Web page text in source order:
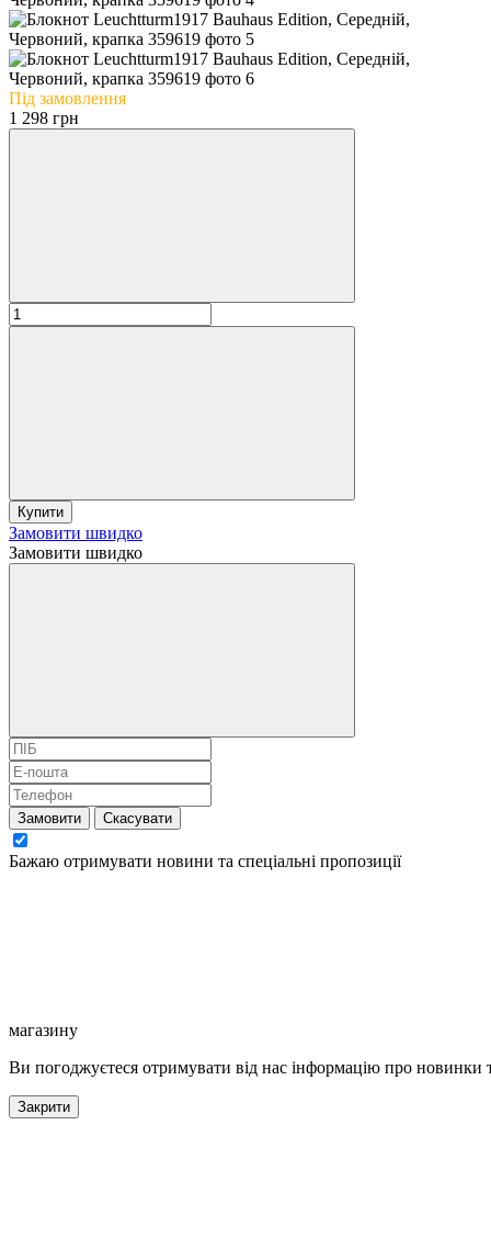
Під замовлення
1 298 грн
Купити
Замовити швидко
Замовити швидко
Замовити Скасувати
Бажаю отримувати новини та спеціальні пропозиції
магазину
Ви погоджуєтеся отримувати від нас інформацію про новинки
Закрити